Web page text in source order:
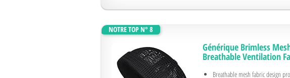
NOTRE TOP N° 8
Générique Brimless
Breathable Ventilation
Breathable mesh fabric design